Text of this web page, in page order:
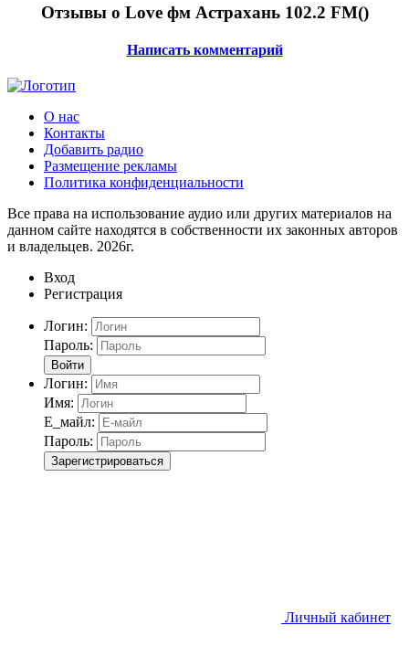
Отзывы о Love фм Астрахань 102.2 FM()
Написать комментарий
О нас
Контакты
Добавить радио
Размещение рекламы
Политика конфиденциальности
Все права на использование аудио или других материалов на
данном сайте находятся в собственности их законных авторов
и владельцев. 2026г.
Вход
Регистрация
Логин:
Пароль:
Войти
Логин:
Имя:
Е_майл:
Пароль:
Зарегистрироваться
Личный кабинет